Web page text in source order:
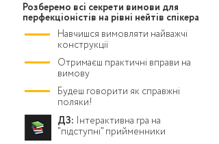
Розберемо всі секрети вимови для
перфекціоністів на рівні нейтів спікера
Навчишся вимовляти найважчі
конструкції
Отримаєш практичні вправи на
вимову
Будеш говорити як справжні
поляки!
ДЗ: Інтерактивна гра на
"підступні" прийменники